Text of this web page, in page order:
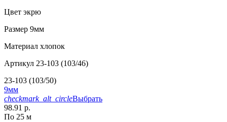
Цвет экрю
Размер 9мм
Материал хлопок
Артикул 23-103 (103/46)
23-103 (103/50)
9мм
checkmark_alt_circleВыбрать
98.91 р.
По 25 м